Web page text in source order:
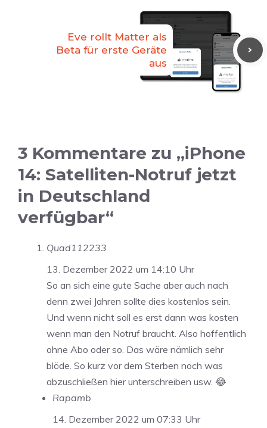
Eve rollt Matter als
Beta für erste Geräte
aus
3 Kommentare zu „iPhone
14: Satelliten-Notruf jetzt
in Deutschland
verfügbar“
Quad112233
13. Dezember 2022 um 14:10 Uhr
So an sich eine gute Sache aber auch nach
denn zwei Jahren sollte dies kostenlos sein.
Und wenn nicht soll es erst dann was kosten
wenn man den Notruf braucht. Also hoffentlich
ohne Abo oder so. Das wäre nämlich sehr
blöde. So kurz vor dem Sterben noch was
abzuschließen hier unterschreiben usw. 😂
Rapamb
14. Dezember 2022 um 07:33 Uhr